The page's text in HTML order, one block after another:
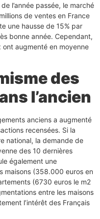
l’année passée, le marché
de ventes en France
une hausse de 15% par
bonne année. Cependant,
augmenté en moyenne
des
l’ancien
anciens a augmenté
recensées. Si la
national, la demande de
des 10 dernières
également une
maisons (358.000 euros en
(6730 euros le m2
entre les maisons
l’intérêt des Français